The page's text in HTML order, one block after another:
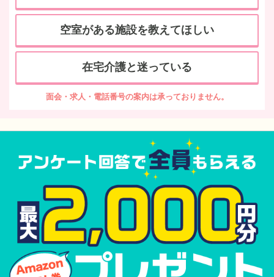
空室がある施設を教えてほしい
在宅介護と迷っている
面会・求人・電話番号の案内は承っておりません。